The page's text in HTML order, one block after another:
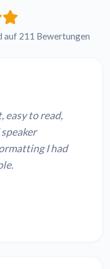
auf 211 Bewertungen
easy to read,
I had